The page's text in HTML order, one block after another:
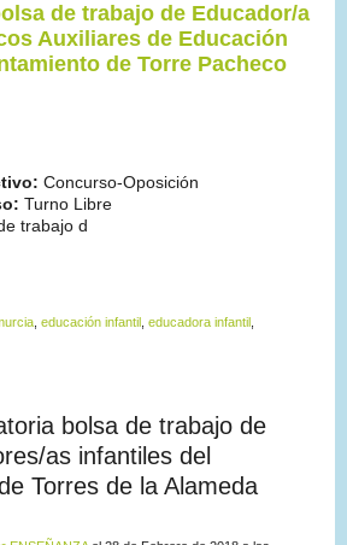
de trabajo de Educador/a
Auxiliares de Educación
de Torre Pacheco
Concurso-Oposición
Turno Libre
trabajo d
, educación infantil , educadora infantil ,
bolsa de trabajo de
as infantiles del
Torres de la Alameda